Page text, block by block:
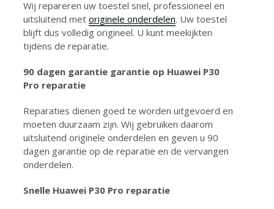
Wij repareren uw toestel snel, professioneel en
uitsluitend met originele onderdelen. Uw toestel
blijft dus volledig origineel. U kunt meekijkten
tijdens de reparatie.
90 dagen garantie garantie op Huawei P30
Pro reparatie
Reparaties dienen goed te worden uitgevoerd en
moeten duurzaam zijn. Wij gebruiken daarom
uitsluitend originele onderdelen en geven u 90
dagen garantie op de reparatie en de vervangen
onderdelen.
Snelle Huawei P30 Pro reparatie